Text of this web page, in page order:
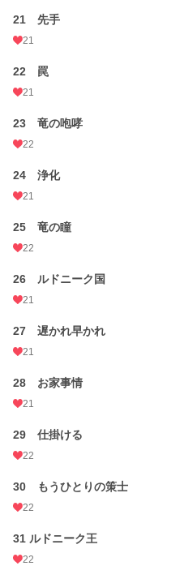
21 先手
21
22 罠
21
23 竜の咆哮
22
24 浄化
21
25 竜の瞳
22
26 ルドニーク国
21
27 遅かれ早かれ
21
28 お家事情
21
29 仕掛ける
22
30 もうひとりの策士
22
31 ルドニーク王
22